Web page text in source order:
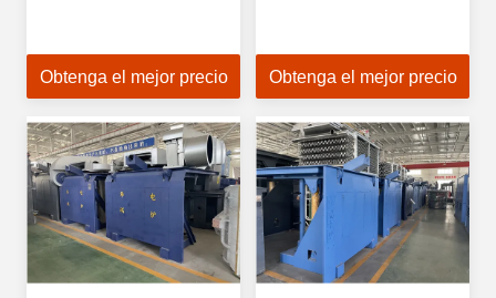
Obtenga el mejor precio Obtenga el mejor precio